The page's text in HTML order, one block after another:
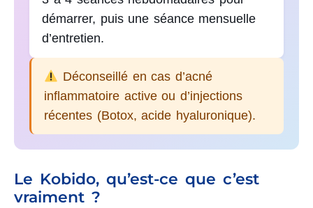
démarrer, puis une séance mensuelle
d’entretien.
Déconseillé en cas d’acné
inflammatoire active ou d’injections
récentes (Botox, acide hyaluronique).
Le Kobido, qu’est-ce que c’est
vraiment ?